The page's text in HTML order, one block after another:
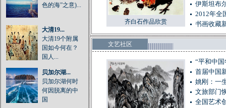
色的海”之意)...
大清19...
大清19个附属
国如今何在？
国人...
贝加尔湖...
贝加尔湖何时
何因脱离的中
国
齐白石作品欣赏
伊斯坦布
2012年全
书画收藏
文艺社区
“平和中
首届中国
姚刚：一
文旅部门
全国艺术